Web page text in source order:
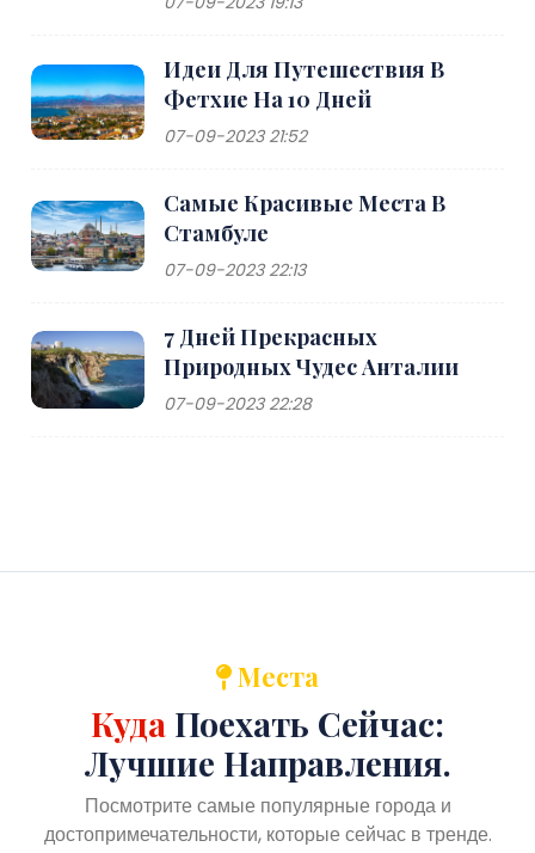
Идеи Для Путешествия В
Фетхие На 10 Дней
07-09-2023 21:52
Самые Красивые Места В
Стамбуле
07-09-2023 22:13
7 Дней Прекрасных
Природных Чудес Анталии
07-09-2023 22:28
Места
Куда Поехать Сейчас:
Лучшие Направления.
Посмотрите самые популярные города и
достопримечательности, которые сейчас в тренде.